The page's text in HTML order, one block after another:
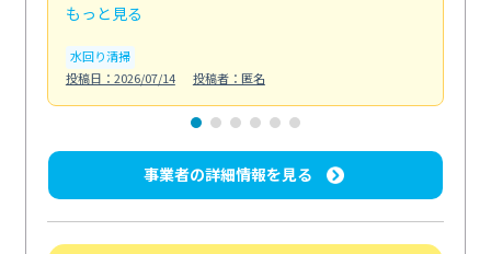
もっと見る
水回り清掃
投稿日：2026/07/14
投稿者：匿名
事業者の詳細情報を見る